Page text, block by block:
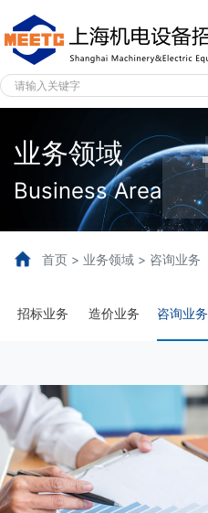
业务领域
Business Area
首页 > 业务领域 > 咨询业务
招标业务 造价业务 咨询业务